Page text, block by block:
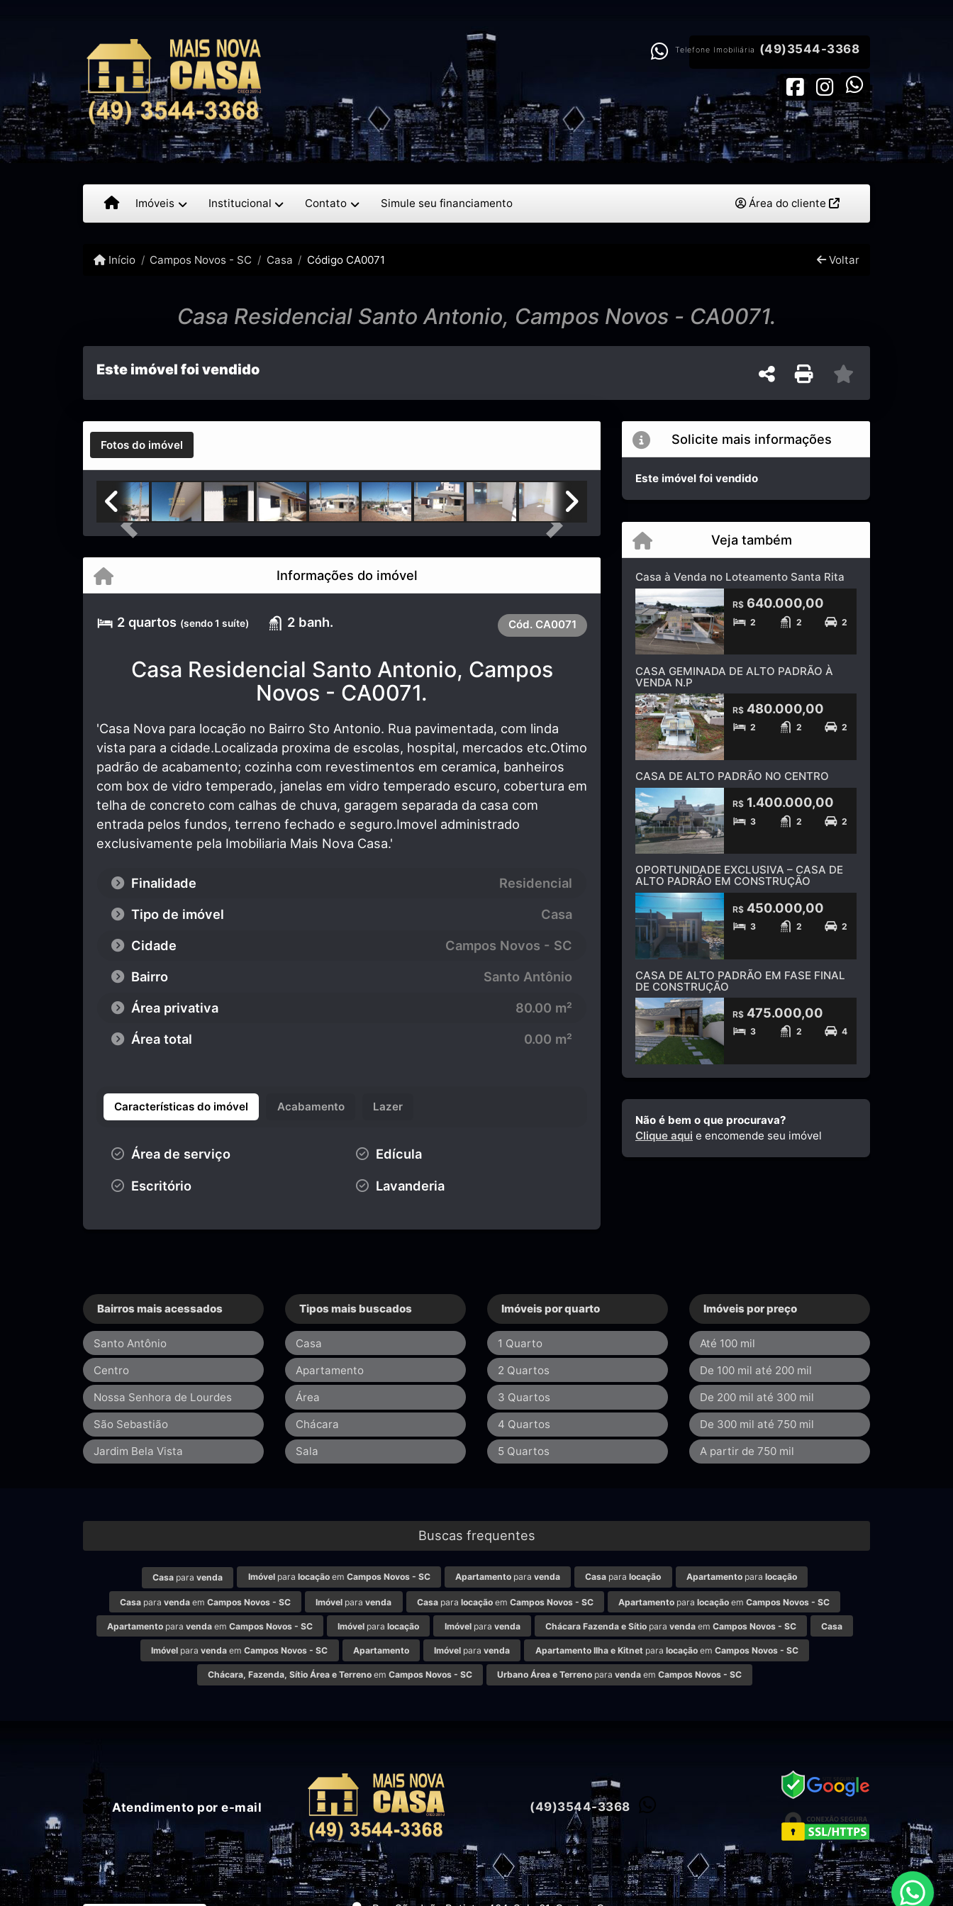
Telefone Imobiliária (49)3544-3368
Imóveis Institucional Contato Simule seu financiamento Área do cliente
Início Campos Novos - SC Casa Código CA0071 Voltar
Casa Residencial Santo Antonio, Campos Novos - CA0071.
Este imóvel foi vendido
Fotos do imóvel
Previous Next
Informações do imóvel
2 quartos (sendo 1 suíte) 2 banh. Cód. CA0071
Casa Residencial Santo Antonio, Campos
Novos - CA0071.
'Casa Nova para locação no Bairro Sto Antonio. Rua pavimentada, com linda
vista para a cidade.Localizada proxima de escolas, hospital, mercados etc.Otimo
padrão de acabamento; cozinha com revestimentos em ceramica, banheiros
com box de vidro temperado, janelas em vidro temperado escuro, cobertura em
telha de concreto com calhas de chuva, garagem separada da casa com
entrada pelos fundos, terreno fechado e seguro.Imovel administrado
exclusivamente pela Imobiliaria Mais Nova Casa.'
Finalidade
Residencial
Tipo de imóvel
Casa
Cidade
Campos Novos - SC
Bairro
Santo Antônio
Área privativa
80.00 m²
Área total
0.00 m²
Características do imóvel Acabamento Lazer
Área de serviço Edícula
Escritório Lavanderia
Solicite mais informações
Este imóvel foi vendido
Veja também
Casa à Venda no Loteamento Santa Rita
R$640.000,00
2 2 2
CASA GEMINADA DE ALTO PADRÃO À
VENDA N.P
R$480.000,00
2 2 2
CASA DE ALTO PADRÃO NO CENTRO
R$1.400.000,00
3 2 2
OPORTUNIDADE EXCLUSIVA – CASA DE
ALTO PADRÃO EM CONSTRUÇÃO
R$450.000,00
3 2 2
CASA DE ALTO PADRÃO EM FASE FINAL
DE CONSTRUÇÃO
R$475.000,00
3 2 4
Não é bem o que procurava?
Clique aqui e encomende seu imóvel
Bairros mais acessados
Santo Antônio
Centro
Nossa Senhora de Lourdes
São Sebastião
Jardim Bela Vista
Tipos mais buscados
Casa
Apartamento
Área
Chácara
Sala
Imóveis por quarto
1 Quarto
2 Quartos
3 Quartos
4 Quartos
5 Quartos
Imóveis por preço
Até 100 mil
De 100 mil até 200 mil
De 200 mil até 300 mil
De 300 mil até 750 mil
A partir de 750 mil
Buscas frequentes
Casa paravenda Imóvelpara locaçãoem Campos Novos - SC Apartamento para venda Casa paralocação Apartamentopara locação
Casapara vendaem Campos Novos - SC Imóvel paravenda Casapara locaçãoem Campos Novos - SC Apartamento paralocação emCampos Novos - SC
Apartamentopara vendaem Campos Novos - SC Imóvel paralocação Imóvelpara venda Chácara Fazenda e Sítiopara vendaem Campos Novos - SC Casa
Imóvel paravenda emCampos Novos - SC Apartamento Imóvel paravenda Apartamento Ilha e Kitnetpara locaçãoem Campos Novos - SC
Chácara, Fazenda, Sítio Área e Terrenoem Campos Novos - SC Urbano Área e Terreno paravenda emCampos Novos - SC
Atendimento por e-mail (49)3544-3368